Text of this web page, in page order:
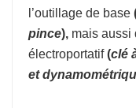
l’outillage de base
pince), mais aussi
électroportatif (clé
et